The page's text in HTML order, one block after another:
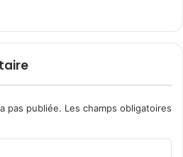
pas publiée. Les champs obligatoires